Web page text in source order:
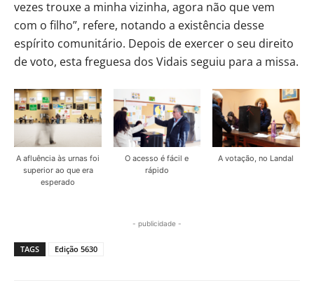
vezes trouxe a minha vizinha, agora não que vem
com o filho”, refere, notando a existência desse
espírito comunitário. Depois de exercer o seu direito
de voto, esta freguesa dos Vidais seguiu para a missa.
A afluência às urnas foi
superior ao que era
esperado
O acesso é fácil e
rápido
A votação, no Landal
- publicidade -
TAGS Edição 5630